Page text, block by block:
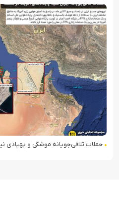
حملات تلافی‌جویانه موشکی و پهپادی